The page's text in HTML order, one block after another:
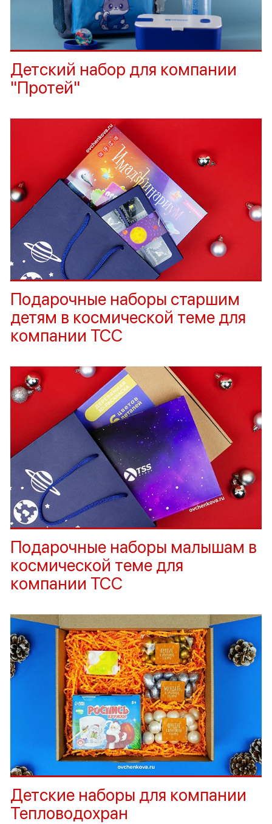
Детский набор для компании
"Протей"
Подарочные наборы старшим
детям в космической теме для
компании ТСС
Подарочные наборы малышам в
космической теме для
компании ТСС
Детские наборы для компании
Тепловодохран